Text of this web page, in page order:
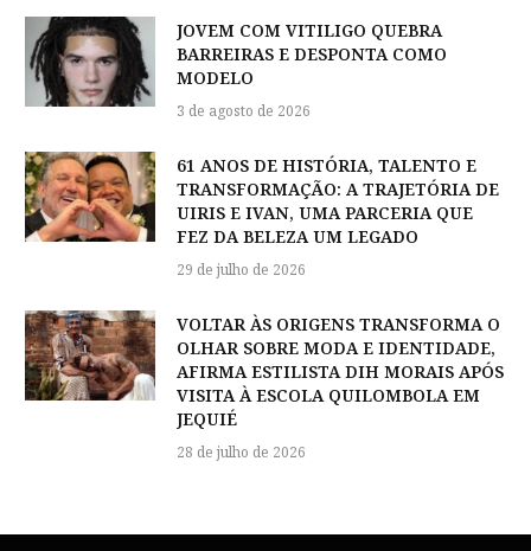
JOVEM COM VITILIGO QUEBRA
BARREIRAS E DESPONTA COMO
MODELO
3 de agosto de 2026
61 ANOS DE HISTÓRIA, TALENTO E
TRANSFORMAÇÃO: A TRAJETÓRIA DE
UIRIS E IVAN, UMA PARCERIA QUE
FEZ DA BELEZA UM LEGADO
29 de julho de 2026
VOLTAR ÀS ORIGENS TRANSFORMA O
OLHAR SOBRE MODA E IDENTIDADE,
AFIRMA ESTILISTA DIH MORAIS APÓS
VISITA À ESCOLA QUILOMBOLA EM
JEQUIÉ
28 de julho de 2026